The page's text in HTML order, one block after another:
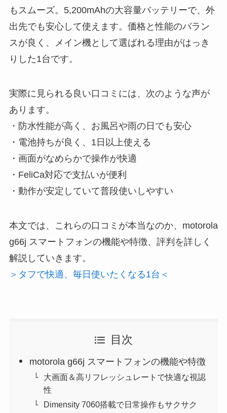
もスムーズ。5,200mAhの大容量バッテリーで、外
出先でも安心して使えます。価格と性能のバラン
スが良く、メイン機として選ばれる理由がはっき
りした1台です。
実際に見られる良い口コミには、次のような声が
あります。
・防水性能が高く、お風呂や雨の日でも安心
・電池持ちが良く、1日以上使える
・画面がなめらかで操作が快適
・FeliCa対応で支払いが便利
・動作が安定していて普段使いしやすい
本文では、これらの口コミが本当なのか、motorola
g66j スマートフォンの機能や特徴、評判を詳しく
解説していきます。
＞タフで快適、毎日使いたくなる1台＜
目次
motorola g66j スマートフォンの機能や特徴
大画面＆高リフレッシュレートで快適な視認
性
Dimensity 7060搭載で日常操作もサクサク